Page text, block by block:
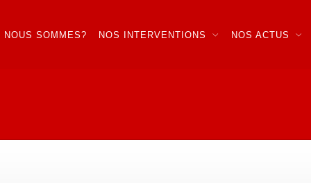
NOUS SOMMES? NOS INTERVENTIONS NOS ACTUS